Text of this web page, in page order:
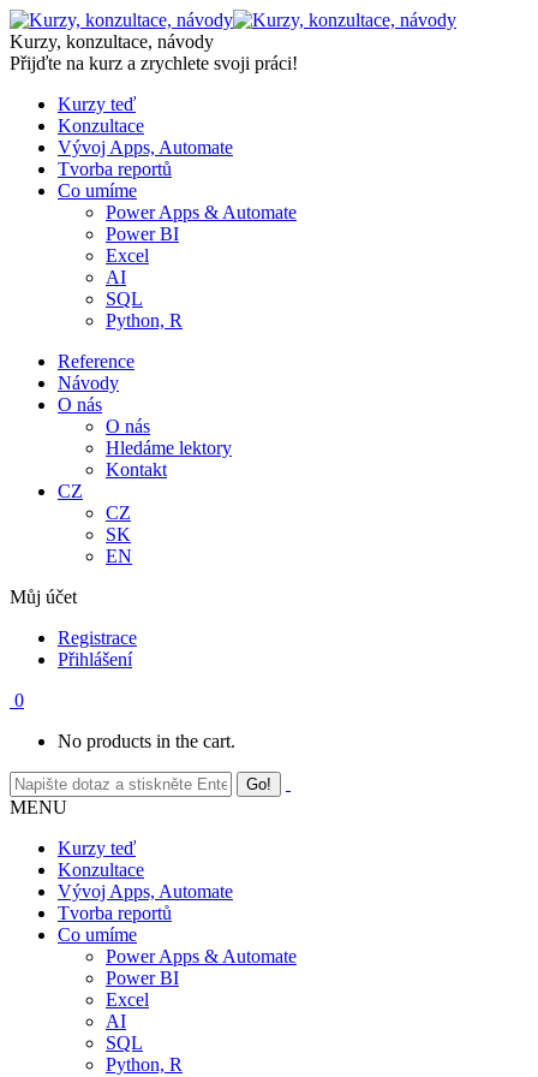
Skip
to
content
Kurzy, konzultace, návody
Přijďte na kurz a zrychlete svoji práci!
Kurzy teď
Konzultace
Vývoj Apps, Automate
Tvorba reportů
Co umíme
Power Apps & Automate
Power BI
Excel
AI
SQL
Python, R
Reference
Návody
O nás
O nás
Hledáme lektory
Kontakt
CZ
CZ
SK
EN
Můj účet
Registrace
Přihlášení
0
No products in the cart.
MENU
Kurzy teď
Konzultace
Vývoj Apps, Automate
Tvorba reportů
Co umíme
Power Apps & Automate
Power BI
Excel
AI
SQL
Python, R